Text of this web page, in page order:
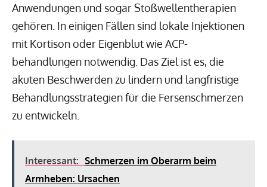
Anwendungen und sogar Stoßwellentherapien
gehören. In einigen Fällen sind lokale Injektionen
mit Kortison oder Eigenblut wie ACP-
behandlungen notwendig. Das Ziel ist es, die
akuten Beschwerden zu lindern und langfristige
Behandlungsstrategien für die Fersenschmerzen
zu entwickeln.
Interessant: Schmerzen im Oberarm beim
Armheben: Ursachen